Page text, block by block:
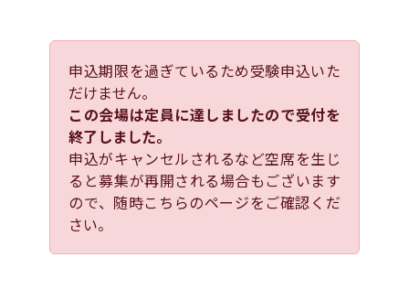
申込期限を過ぎているため受験申込いた
だけません。
この会場は定員に達しましたので受付を
終了しました。
申込がキャンセルされるなど空席を生じ
ると募集が再開される場合もございます
ので、随時こちらのページをご確認くだ
さい。